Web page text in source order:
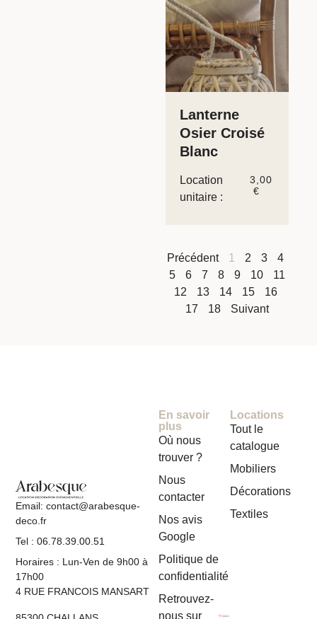
Lanterne
Osier Croisé
Blanc
Location
unitaire :
3,00
€
Précédent 1 2 3
4
5
6 7 8 9 10
11
12
13 14 15
16
17
18 Suivant
Email: contact@arabesque-
deco.fr
Tel : 06.78.39.00.51
Horaires : Lun-Ven de 9h00 à
17h00
4 RUE FRANCOIS MANSART
Locations
Tout le
catalogue
Mobiliers
Décorations
Textiles
En savoir
plus
Où nous
trouver ?
Nous
contacter
Nos avis
Google
Politique de
confidentialité
Retrouvez-
nous sur